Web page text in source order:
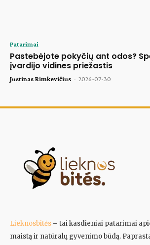
Patarimai
Pastebėjote pokyčių ant odos?
įvardijo vidines priežastis
Justinas Rimkevičius - 2026-07-30
Lieknosbitės – tai kasdieniai patarimai
maistą ir natūralų gyvenimo būdą.